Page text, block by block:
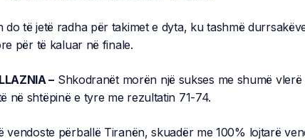
do të jetë radha për takimet e dyta, ku tashmë
për të kaluar në finale.
– Shkodranët morën një sukses me shumë
në shtëpinë e tyre me rezultatin 71-74.
vendoste përballë Tiranën, skuadër me 100% lojtarë